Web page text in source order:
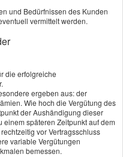
und Bedürfnissen des Kunden
vermittelt werden.
die erfolgreiche
ergeben aus: der
Wie hoch die Vergütung des
der Aushändigung dieser
einem späteren Zeitpunkt auf dem
vor Vertragsschluss
variable Vergütungen
bemessen.